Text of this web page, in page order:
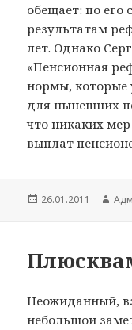
обещает: по его
результатам
лет. Однако
«Пенсионная
нормы, которые
для нынешних
что никаких
выплат
Опубликовано
26.01.2011
Неожиданный,
небольшой